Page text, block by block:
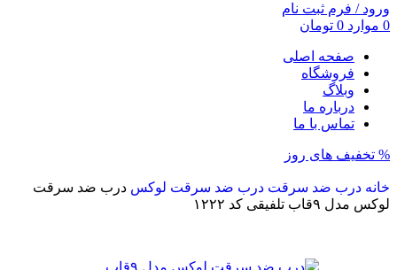
ورود / فرم ثبت نام
0 موارد 0 تومان
صفحه اصلی
فروشگاه
وبلاگ
درباره ما
تماس با ما
% تخفیف های روز
خانه درب ضد سرقت درب ضد سرقت لوکس درب ضد سرقت
لوکس مدل ۹قاب تلفیقی کد ۱۲۲۲